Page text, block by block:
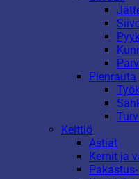
Pienrauta
Keittiö
Astiat
Kernit ja